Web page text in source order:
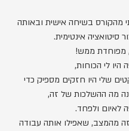
מהקורס בשיחה אישית ובאותה
סיטואציה אינטימית.
מפוחדת ממש!
היו לי הכוחות,
שלי היו חזקים מספיק כדי
מה ההשלכות של זה,
לאיום ולפחד.
מהמצב, שאפילו אותה עבודה